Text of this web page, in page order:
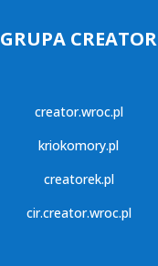
GRUPA CREATOR
creator.wroc.pl
kriokomory.pl
creatorek.pl
cir.creator.wroc.pl